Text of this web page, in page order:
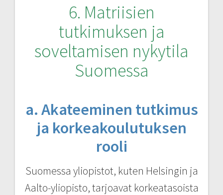
6. Matriisien
tutkimuksen ja
soveltamisen nykytila
Suomessa
a. Akateeminen tutkimus
ja korkeakoulutuksen
rooli
Suomessa yliopistot, kuten Helsingin ja
Aalto-yliopisto, tarjoavat korkeatasoista